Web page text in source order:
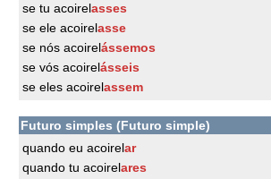
se tu acoirelasses
se ele acoirelasse
se nós acoirelássemos
se vós acoirelásseis
se eles acoirelassem
Futuro simples (Futuro simple)
quando eu acoirelar
quando tu acoirelares